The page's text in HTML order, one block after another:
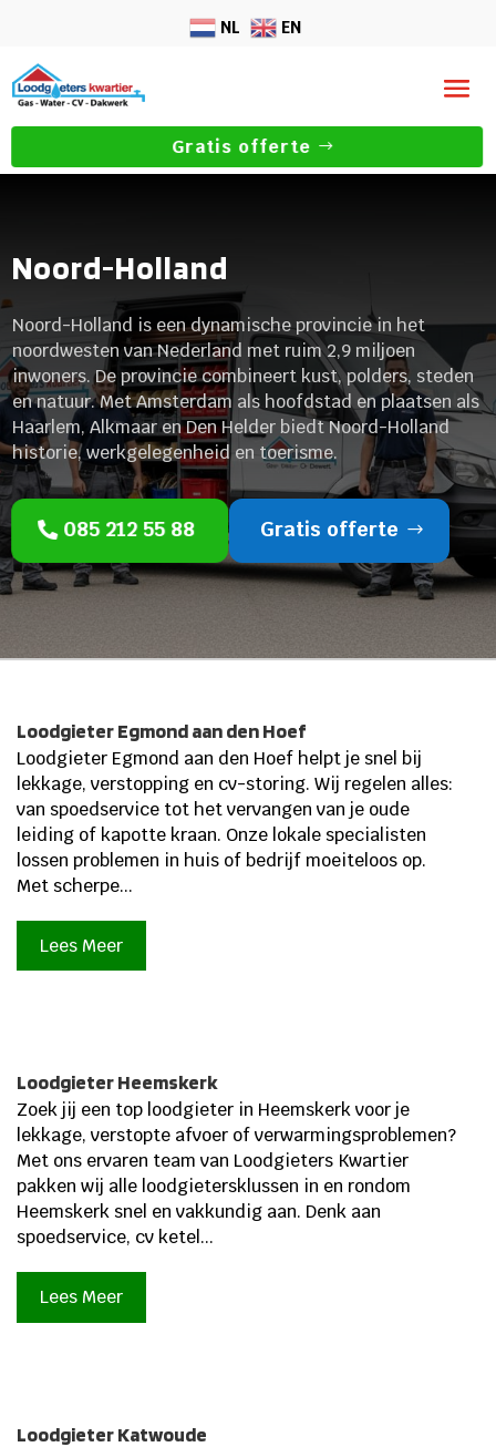
NL EN
Gratis offerte
Noord-Holland
Noord-Holland is een dynamische provincie in het
noordwesten van Nederland met ruim 2,9 miljoen
inwoners. De provincie combineert kust, polders, steden
en natuur. Met Amsterdam als hoofdstad en plaatsen als
Haarlem, Alkmaar en Den Helder biedt Noord-Holland
historie, werkgelegenheid en toerisme.
085 212 55 88 Gratis offerte
Loodgieter Egmond aan den Hoef
Loodgieter Egmond aan den Hoef helpt je snel bij
lekkage, verstopping en cv-storing. Wij regelen alles:
van spoedservice tot het vervangen van je oude
leiding of kapotte kraan. Onze lokale specialisten
lossen problemen in huis of bedrijf moeiteloos op.
Met scherpe...
Lees Meer
Loodgieter Heemskerk
Zoek jij een top loodgieter in Heemskerk voor je
lekkage, verstopte afvoer of verwarmingsproblemen?
Met ons ervaren team van Loodgieters Kwartier
pakken wij alle loodgietersklussen in en rondom
Heemskerk snel en vakkundig aan. Denk aan
spoedservice, cv ketel...
Lees Meer
Loodgieter Katwoude